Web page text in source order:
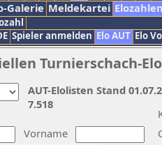
Galerie Meldekartei Elozahlen
Spieler anmelden Elo AUT Elo
Turnierschach-
Vorname
AUT-Elolisten Stand
7.518